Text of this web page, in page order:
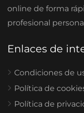
online de forma
profesional
Enlaces de
Condiciones de
Política de
Política de